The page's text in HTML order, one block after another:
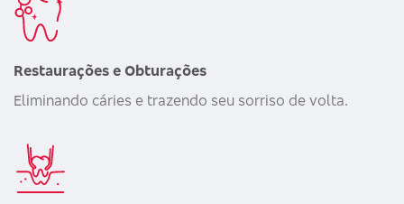
Restaurações e Obturações
Eliminando cáries e trazendo seu sorriso de volta.